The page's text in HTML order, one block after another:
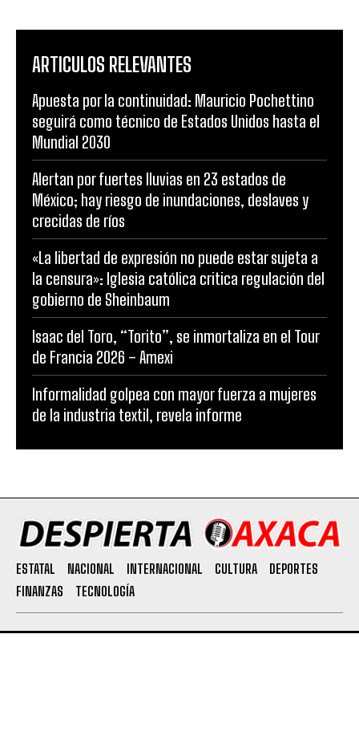
ARTICULOS RELEVANTES
Apuesta por la continuidad: Mauricio Pochettino
seguirá como técnico de Estados Unidos hasta el
Mundial 2030
Alertan por fuertes lluvias en 23 estados de
México; hay riesgo de inundaciones, deslaves y
crecidas de ríos
«La libertad de expresión no puede estar sujeta a
la censura»: Iglesia católica critica regulación del
gobierno de Sheinbaum
Isaac del Toro, “Torito”, se inmortaliza en el Tour
de Francia 2026 – Amexi
Informalidad golpea con mayor fuerza a mujeres
de la industria textil, revela informe
ESTATAL NACIONAL INTERNACIONAL CULTURA
DEPORTES
FINANZAS
TECNOLOGÍA